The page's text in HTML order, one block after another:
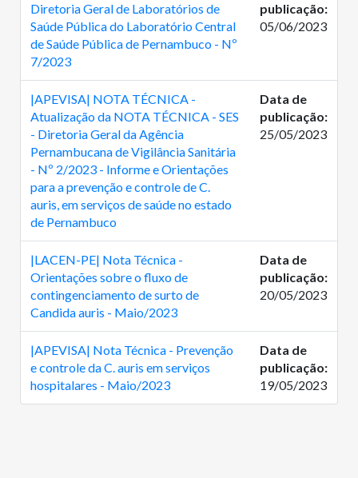
Diretoria Geral de Laboratórios de
Saúde Pública do Laboratório Central
de Saúde Pública de Pernambuco - Nº
7/2023
publicação:
05/06/2023
|APEVISA| NOTA TÉCNICA -
Atualização da NOTA TÉCNICA - SES
- Diretoria Geral da Agência
Pernambucana de Vigilância Sanitária
- Nº 2/2023 - Informe e Orientações
para a prevenção e controle de C.
auris, em serviços de saúde no estado
de Pernambuco
Data de
publicação:
25/05/2023
|LACEN-PE| Nota Técnica -
Orientações sobre o fluxo de
contingenciamento de surto de
Candida auris - Maio/2023
Data de
publicação:
20/05/2023
|APEVISA| Nota Técnica - Prevenção
e controle da C. auris em serviços
hospitalares - Maio/2023
Data de
publicação:
19/05/2023